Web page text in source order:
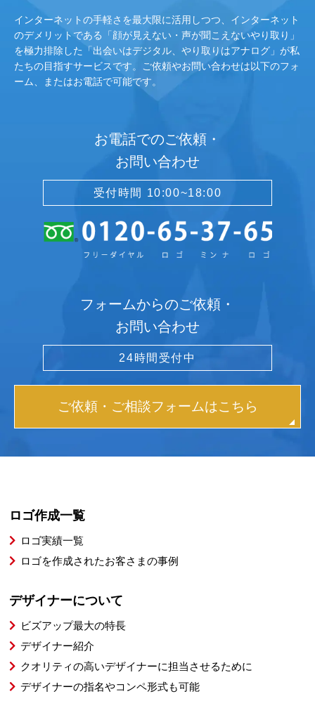
インターネットの手軽さを最大限に活用しつつ、インターネット
のデメリットである「顔が見えない・声が聞こえないやり取り」
を極力排除した「出会いはデジタル、やり取りはアナログ」が私
たちの目指すサービスです。ご依頼やお問い合わせは以下のフォ
ーム、またはお電話で可能です。
お電話でのご依頼・
お問い合わせ
受付時間 10:00~18:00
フォームからのご依頼・
お問い合わせ
24時間受付中
ご依頼・ご相談フォームはこちら
ロゴ作成一覧
ロゴ実績一覧
ロゴを作成されたお客さまの事例
デザイナーについて
ビズアップ最大の特長
デザイナー紹介
クオリティの高いデザイナーに担当させるために
デザイナーの指名やコンペ形式も可能